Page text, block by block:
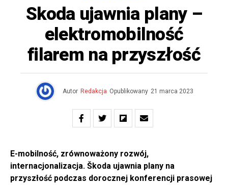
Skoda ujawnia plany –
elektromobilność
filarem na przyszłość
Autor Redakcja Opublikowany 21 marca 2023
E-mobilność, zrównoważony rozwój,
internacjonalizacja. Škoda ujawnia plany na
przyszłość podczas dorocznej konferencji prasowej